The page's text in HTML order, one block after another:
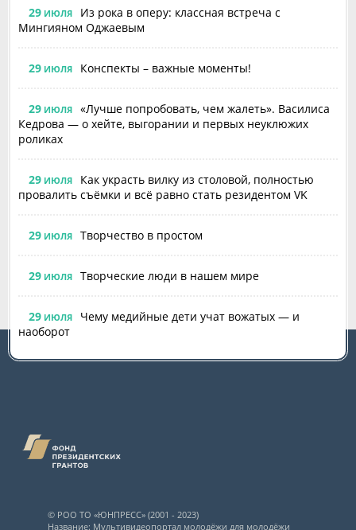
29 ИЮЛЯ
Из рока в оперу: классная встреча с
Мингияном Оджаевым
29 ИЮЛЯ Конспекты – важные моменты!
29 ИЮЛЯ
«Лучше попробовать, чем жалеть». Василиса
Кедрова — о хейте, выгорании и первых неуклюжих
роликах
29 ИЮЛЯ
Как украсть вилку из столовой, полностью
провалить съёмки и всё равно стать резидентом VK
29 ИЮЛЯ Творчество в простом
29 ИЮЛЯ Творческие люди в нашем мире
29 ИЮЛЯ
Чему медийные дети учат вожатых — и
наоборот
© РОО ТО «ЮНПРЕСС» (2001 - 2023)
Название: Мультивидеопортал молодёжи для молодёжи